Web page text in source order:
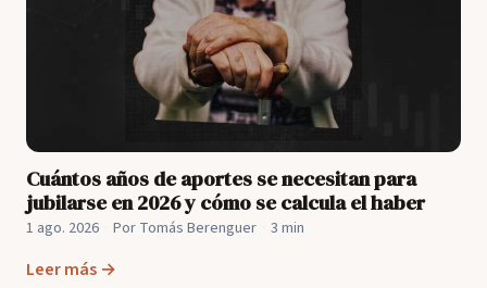
Cuántos años de aportes se necesitan para
jubilarse en 2026 y cómo se calcula el haber
1 ago. 2026 Por Tomás Berenguer 3 min
Leer más →